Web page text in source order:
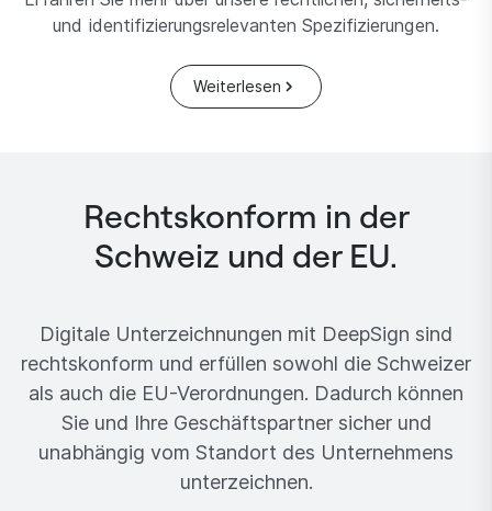
und identifizierungsrelevanten Spezifizierungen.
Weiterlesen
Rechtskonform in der
Schweiz und der EU.
Digitale Unterzeichnungen mit DeepSign sind
rechtskonform und erfüllen sowohl die Schweizer
als auch die EU-Verordnungen. Dadurch können
Sie und Ihre Geschäftspartner sicher und
unabhängig vom Standort des Unternehmens
unterzeichnen.